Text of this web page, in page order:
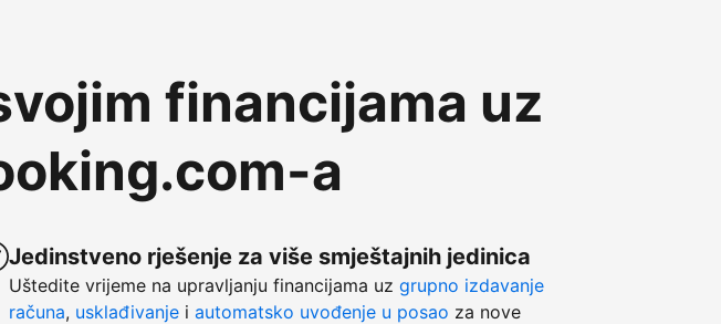
financijama uz
a
Jedinstveno rješenje za više smještajnih jedinica
Uštedite vrijeme na upravljanju financijama uz grupno izdavanje
računa, usklađivanje i automatsko uvođenje u posao za nove